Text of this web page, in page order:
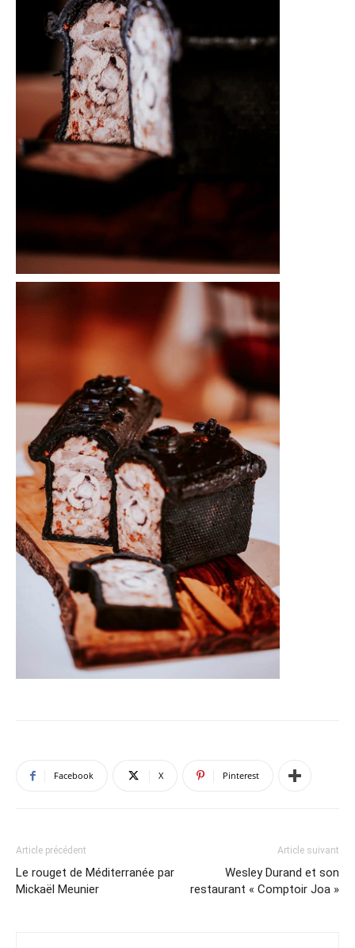
Facebook X Pinterest
Article précédent
Le rouget de Méditerranée par
Mickaël Meunier
Article suivant
Wesley Durand et son
restaurant « Comptoir Joa »